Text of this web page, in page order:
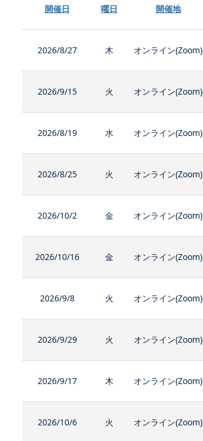
開催日 曜日 開催地
2026/8/27 木 オンライン(Zoom)
2026/9/15 火 オンライン(Zoom)
2026/8/19 水 オンライン(Zoom)
2026/8/25 火 オンライン(Zoom)
2026/10/2 金 オンライン(Zoom)
2026/10/16 金 オンライン(Zoom)
2026/9/8 火 オンライン(Zoom)
2026/9/29 火 オンライン(Zoom)
2026/9/17 木 オンライン(Zoom)
2026/10/6 火 オンライン(Zoom)